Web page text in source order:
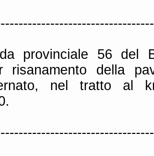
provinciale 56 del
risanamento della
nel tratto al